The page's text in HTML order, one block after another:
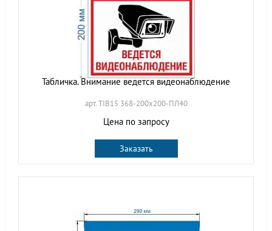
Табличка. Внимание ведется видеонаблюдение
арт. TIB15 368-200х200-ПЛ40
Цена по запросу
Заказать